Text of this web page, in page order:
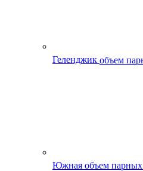
Геленджик объем
Южная объем